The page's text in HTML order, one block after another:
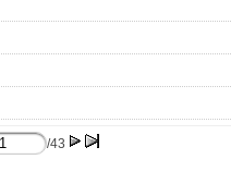
/43